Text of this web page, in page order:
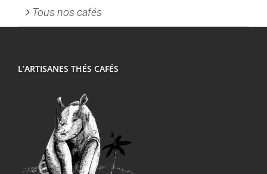
Tous nos cafés
L’ARTISANES THÉS CAFÉS